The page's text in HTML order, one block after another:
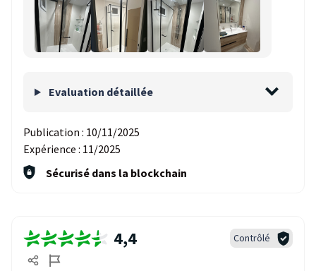
Evaluation détaillée
Publication : 10/11/2025
Expérience : 11/2025
Sécurisé dans la blockchain
4,4 Contrôlé